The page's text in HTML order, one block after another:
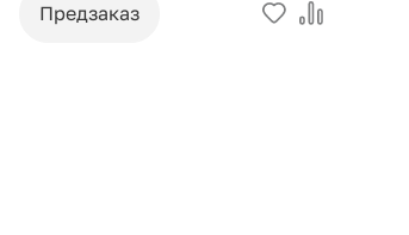
Предзаказ